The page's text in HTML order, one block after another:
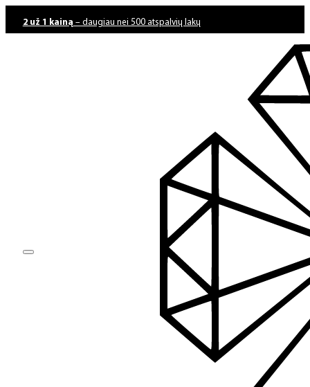
2 už 1 kainą – daugiau nei 500 atspalvių lakų